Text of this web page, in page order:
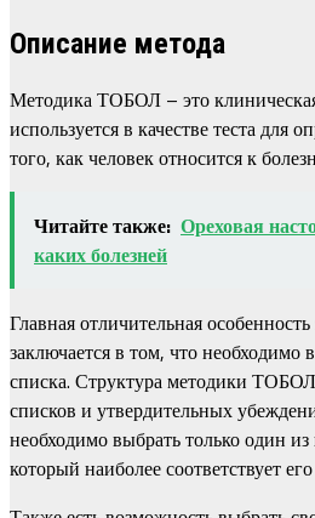
Описание метода
Методика ТОБОЛ – это
используется в качестве теста для
того, как человек относится к
Читайте также: Ореховая
каких болезней
Главная отличительная
заключается в том, что необходимо
списка. Структура методики
списков и утвердительных
необходимо выбрать только один
который наиболее соответствует